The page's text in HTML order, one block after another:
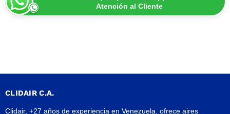
Atención al Cliente
CLIDAIR C.A.
Clidair, +27 años de experiencia en Venezuela, ofrece aires